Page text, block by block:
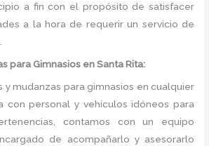
a fin con el propósito de satisfacer
a la hora de requerir un servicio de
para Gimnasios en Santa Rita:
y mudanzas para gimnasios en cualquier
con personal y vehículos idóneos para
contamos con un equipo
de acompañarlo y asesorarlo